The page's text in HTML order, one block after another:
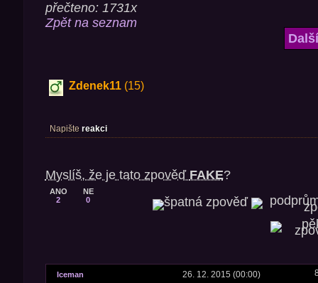
přečteno: 1731x
Zpět na seznam
Zdenek11(15)
Napište reakci
Myslíš, že je tato zpověď FAKE?
ANO
2
NE
0
Iceman 26. 12. 2015 (00:00)